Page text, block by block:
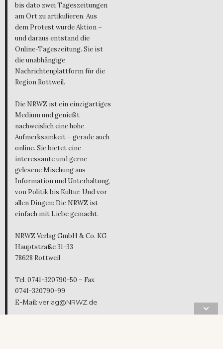
bis dato zwei Tageszeitungen
am Ort zu artikulieren. Aus
dem Protest wurde Aktion –
und daraus entstand die
Online-Tageszeitung. Sie ist
die unabhängige
Nachrichtenplattform für die
Region Rottweil.
Die NRWZ ist ein einzigartiges
Medium und genießt
nachweislich eine hohe
Aufmerksamkeit – gerade auch
online. Sie bietet eine
interessante und gerne
gelesene Mischung aus
Information und Unterhaltung,
von Politik bis Kultur. Und vor
allen Dingen: Die NRWZ ist
einfach mit Liebe gemacht.
NRWZ Verlag GmbH & Co. KG
Hauptstraße 31-33
78628 Rottweil
Tel. 0741-320790-50 – Fax
0741-320790-99
E-Mail: verlag@NRWZ.de